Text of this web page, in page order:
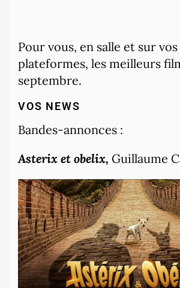
Pour vous, en salle et sur vos
plateformes, les meilleurs
septembre.
VOS NEWS
Bandes-annonces :
Asterix et obelix, Guillaume